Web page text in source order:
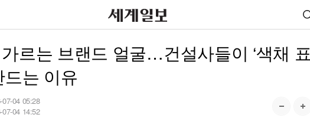
르는 브랜드 얼굴…건설사들이 ‘색채 표
드는 이유
07-04 05:28
07-04 14:52